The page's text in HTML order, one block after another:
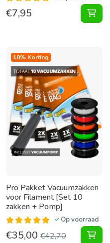
[Alleen Geschikt
€7,95
Home [Set 12
18% Korting
Pro Pakket Vacuumzakken
voor Filament [Set 10
zakken + Pomp]
Op voorraad
€35,00 €42,70